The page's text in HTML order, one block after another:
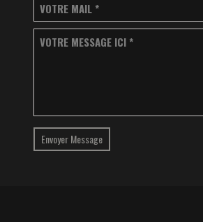
VOTRE MAIL *
VOTRE MESSAGE ICI *
Envoyer Message